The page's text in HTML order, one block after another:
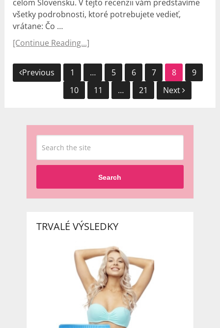
celom Slovensku. V tejto recenzii vám predstavíme
všetky podrobnosti, ktoré potrebujete vedieť,
vrátane: Čo …
[Continue Reading...]
Navigácia
Previous 1 … 5 6 7 8
9
10
11 … 21 Next
Search
TRVALÉ VÝSLEDKY